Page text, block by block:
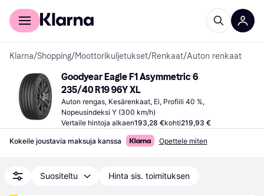
Kuluttajille
Klarna/Shopping/Moottorikuljetukset/Renkaat/Auton renkaat
Goodyear Eagle F1 Asymmetric 6
235/40 R19 96Y XL
Auton rengas, Kesärenkaat, Ei, Profiili 40 %,
Nopeusindeksi Y (300 km/h)
Vertaile hintoja alkaen193,28 €kohti219,93 €
Kokeile joustavia maksuja kanssa Opettele miten
Suositeltu Hinta sis. toimituksen